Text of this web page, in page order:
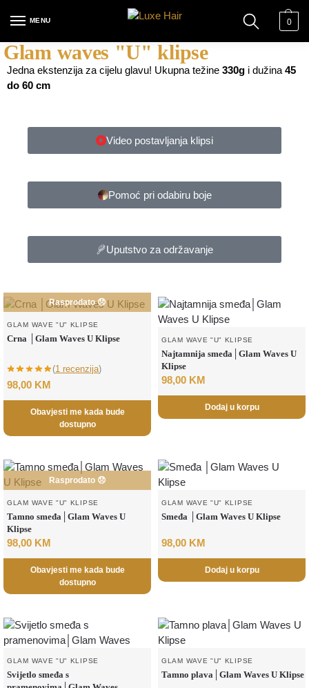
MENU 0
Glam waves "U" klipse
Jedna ekstenzija za cijelu glavu! Ukupna težine 330g i dužina 45
do 60 cm
Video postavljanja klipsi
Pomoć pri odabiru boje
Uputstvo za održavanje
Rasprodato 😞
GLAM WAVE "U" KLIPSE
Crna │Glam Waves U Klipse
(1 recenzija)
98,00 KM
Obavjesti me kada bude
dostupno
GLAM WAVE "U" KLIPSE
Najtamnija smeđa│Glam Waves U
Klipse
98,00 KM
Dodaj u korpu
Rasprodato 😞
GLAM WAVE "U" KLIPSE
Tamno smeđa│Glam Waves U
Klipse
98,00 KM
Obavjesti me kada bude
dostupno
GLAM WAVE "U" KLIPSE
Smeđa │Glam Waves U Klipse
98,00 KM
Dodaj u korpu
GLAM WAVE "U" KLIPSE
Svijetlo smeđa s
GLAM WAVE "U" KLIPSE
Tamno plava│Glam Waves U Klipse